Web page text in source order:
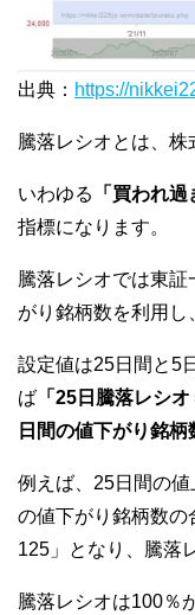
出典： https://
騰落レシオとは、株
いわゆる 「買われ過
指標になります。
騰落レシオでは東
がり銘柄数を利用し
設定値は25日間と5
ば 「25日騰落レシ
日間の値下がり銘柄
例えば、25日間の
の値下がり銘柄数の
125」となり、騰落
騰落レシオは100％